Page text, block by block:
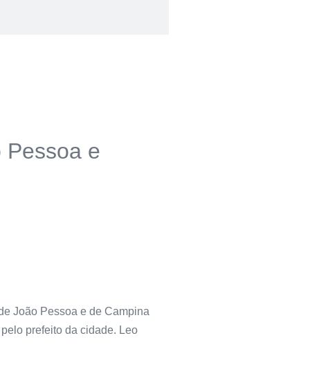
Pessoa e
João Pessoa e de Campina
prefeito da cidade. Leo